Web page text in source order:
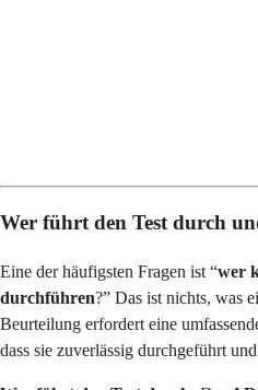
Wer führt den Test durch
Eine der häufigsten Fragen ist “wer
durchführen?” Das ist nichts, was
Beurteilung erfordert eine
dass sie zuverlässig durchgeführt